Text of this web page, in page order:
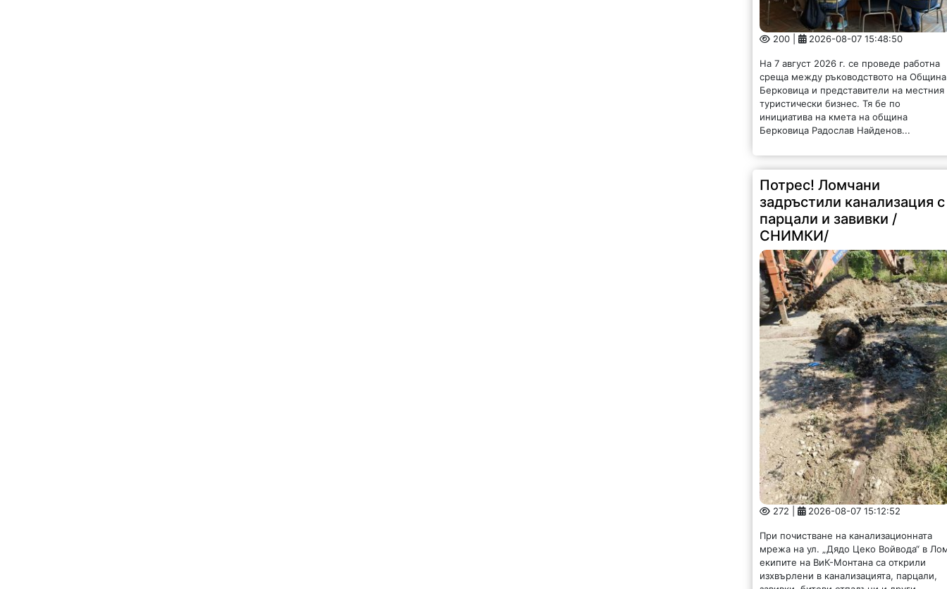
200 | 2026-08-07 15:48:50
На 7 август 2026 г. се проведе работна
среща между ръководството на Община
Берковица и представители на местния
туристически бизнес. Тя бе по
инициатива на кмета на община
Берковица Радослав Найденов...
Потрес! Ломчани
задръстили канализация с
парцали и завивки /
СНИМКИ/
272 | 2026-08-07 15:12:52
При почистване на канализационната
мрежа на ул. „Дядо Цеко Войвода“ в
екипите на ВиК-Монтана са открили
изхвърлени в канализацията, парцали,